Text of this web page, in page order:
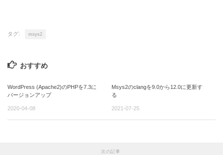
タグ: msys2
おすすめ
WordPress (Apache2)のPHPを7.3に
バージョンアップ
2020-04-08
Msys2のclangを9.0から12.0に更新す
る
2021-07-25
次の記事